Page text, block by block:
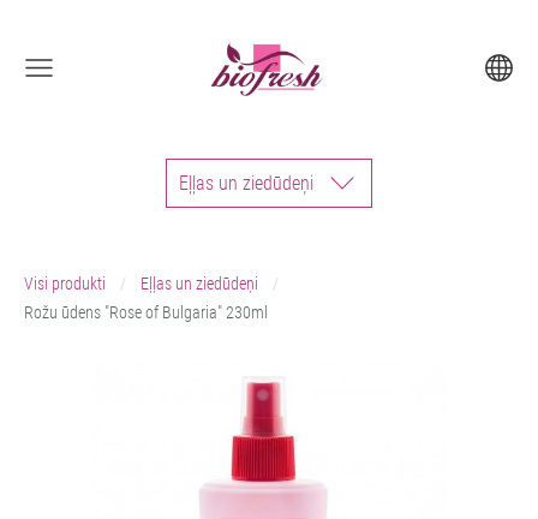
Eļļas un ziedūdeņi
Visi produkti
Eļļas un ziedūdeņi
Rožu ūdens "Rose of Bulgaria" 230ml